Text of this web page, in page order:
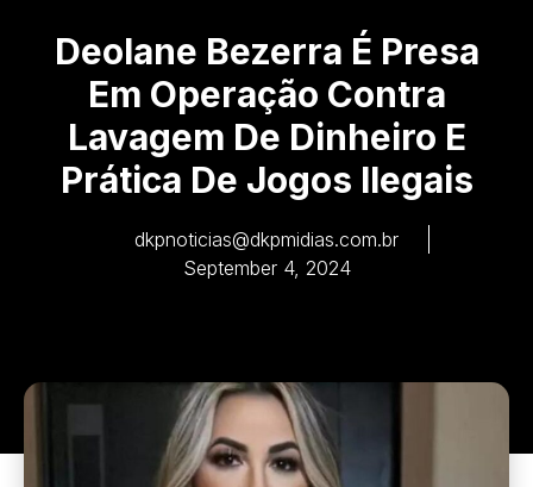
Deolane Bezerra É Presa
Em Operação Contra
Lavagem De Dinheiro E
Prática De Jogos Ilegais
dkpnoticias@dkpmidias.com.br
September 4, 2024